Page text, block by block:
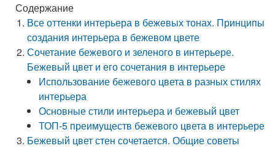
Содержание
Все оттенки интерьера в бежевых тонах. Принципы
создания интерьера в бежевом цвете
Сочетание бежевого и зеленого в интерьере.
Бежевый цвет и его сочетания в интерьере
Использование бежевого цвета в разных стилях
интерьера
Основные стили интерьера и бежевый цвет
ТОП-5 преимуществ бежевого цвета в интерьере
Бежевый цвет стен сочетается. Общие советы